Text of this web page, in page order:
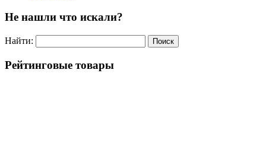
Не нашли что искали?
Найти:
Рейтинговые товары